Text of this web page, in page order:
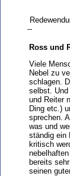
--
Ross und
Viele
Nebel zu
schlagen.
selbst.
und Reiter
Ding etc.)
sprechen.
was und
ständig ein
kritisch
bereits
seinen